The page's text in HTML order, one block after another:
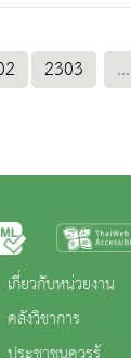
2303 ...
เกี่ยวกับหน่วยงาน
คลังวิชาการ